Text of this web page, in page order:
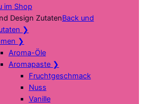
im Shop
Back und
❯
❯
Aroma-Öle
Aromapaste ❯
Fruchtgeschmack
Nuss
Vanille